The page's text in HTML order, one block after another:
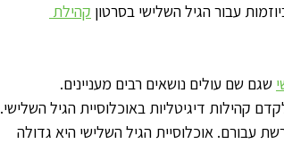
עבור הגיל השלישי בסרטון קהילת
שגם שם עולים נושאים רבים מעניינים.
קהילות דיגיטליות באוכלוסיית הגיל השלישי.
עבורם. אוכלוסיית הגיל השלישי היא גדולה